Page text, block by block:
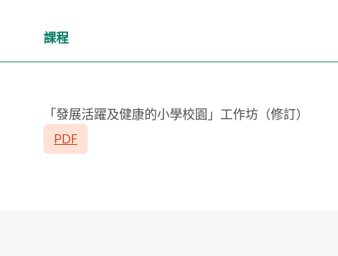
課程
「發展活躍及健康的小學校園」工作坊（修訂）
PDF